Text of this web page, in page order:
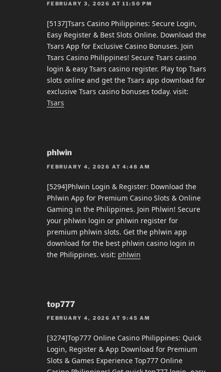
FEBRUARY 3, 2026 AT 11:50 PM
[5137]Tsars Casino Philippines: Secure Login,
Easy Register & Best Slots Online. Download the
Tsars App for Exclusive Casino Bonuses. Join
Tsars Casino Philippines! Secure Tsars casino
login & easy Tsars casino register. Play top Tsars
slots online and get the Tsars app download for
exclusive Tsars casino bonuses today. visit:
Tsars
phlwin
FEBRUARY 4, 2026 AT 4:48 AM
[5294]Phlwin Login & Register: Download the
Phlwin App for Premium Casino Slots & Online
Gaming in the Philippines. Join Phlwin! Secure
your phlwin login or phlwin register for
premium phlwin slots. Get the phlwin app
download for the best phlwin casino login in
the Philippines. visit: phlwin
top777
FEBRUARY 4, 2026 AT 9:45 AM
[3274]Top777 Online Casino Philippines: Quick
Login, Register & App Download for Premium
Slots & Games Experience Top777 Online